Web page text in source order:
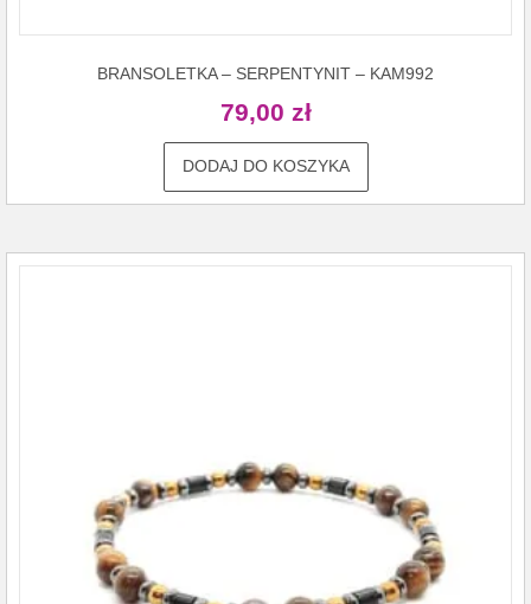
BRANSOLETKA – SERPENTYNIT – KAM992
79,00 zł
DODAJ DO KOSZYKA